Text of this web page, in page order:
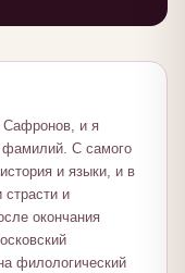
Сафронов, и я
фамилий. С самого
и языки, и в
страсти и
окончания
филологический